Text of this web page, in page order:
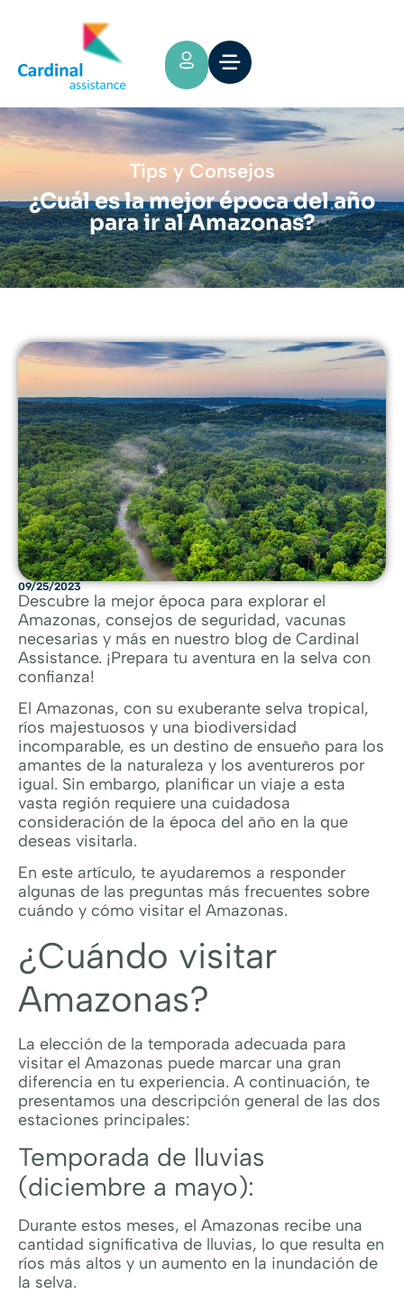
Tips y Consejos
¿Cuál es la mejor época del año
para ir al Amazonas?
09/25/2023
Descubre la mejor época para explorar el
Amazonas, consejos de seguridad, vacunas
necesarias y más en nuestro blog de Cardinal
Assistance. ¡Prepara tu aventura en la selva con
confianza!
El Amazonas, con su exuberante selva tropical,
ríos majestuosos y una biodiversidad
incomparable, es un destino de ensueño para los
amantes de la naturaleza y los aventureros por
igual. Sin embargo, planificar un viaje a esta
vasta región requiere una cuidadosa
consideración de la época del año en la que
deseas visitarla.
En este artículo, te ayudaremos a responder
algunas de las preguntas más frecuentes sobre
cuándo y cómo visitar el Amazonas.
¿Cuándo visitar
Amazonas?
La elección de la temporada adecuada para
visitar el Amazonas puede marcar una gran
diferencia en tu experiencia. A continuación, te
presentamos una descripción general de las dos
estaciones principales:
Temporada de lluvias
(diciembre a mayo):
Durante estos meses, el Amazonas recibe una
cantidad significativa de lluvias, lo que resulta en
ríos más altos y un aumento en la inundación de
la selva.